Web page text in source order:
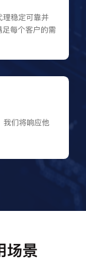
稳定可靠并
每个客户的需
我们将响应他
场景